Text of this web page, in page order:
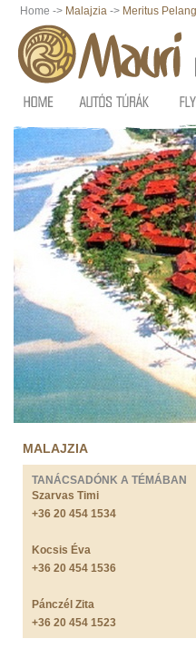
Home -> Malajzia -> Meritus
MALAJZIA
TANÁCSADÓNK A TÉMÁBAN
Szarvas Timi
+36 20 454 1534
Kocsis Éva
+36 20 454 1536
Pánczél Zita
+36 20 454 1523